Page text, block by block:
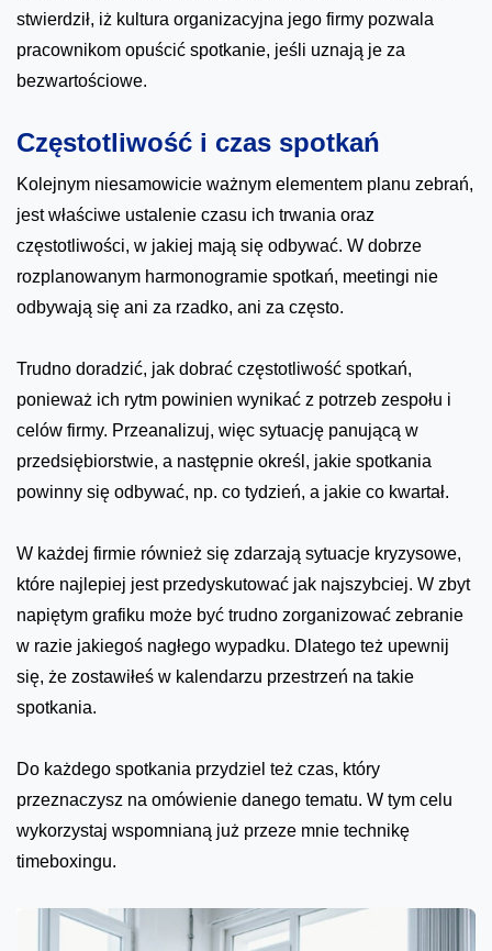
stwierdził, iż kultura organizacyjna jego firmy pozwala
pracownikom opuścić spotkanie, jeśli uznają je za
bezwartościowe.
Częstotliwość i czas spotkań
Kolejnym niesamowicie ważnym elementem planu zebrań,
jest właściwe ustalenie czasu ich trwania oraz
częstotliwości, w jakiej mają się odbywać. W dobrze
rozplanowanym harmonogramie spotkań, meetingi nie
odbywają się ani za rzadko, ani za często.
Trudno doradzić, jak dobrać częstotliwość spotkań,
ponieważ ich rytm powinien wynikać z potrzeb zespołu i
celów firmy. Przeanalizuj, więc sytuację panującą w
przedsiębiorstwie, a następnie określ, jakie spotkania
powinny się odbywać, np. co tydzień, a jakie co kwartał.
W każdej firmie również się zdarzają sytuacje kryzysowe,
które najlepiej jest przedyskutować jak najszybciej. W zbyt
napiętym grafiku może być trudno zorganizować zebranie
w razie jakiegoś nagłego wypadku. Dlatego też upewnij
się, że zostawiłeś w kalendarzu przestrzeń na takie
spotkania.
Do każdego spotkania przydziel też czas, który
przeznaczysz na omówienie danego tematu. W tym celu
wykorzystaj wspomnianą już przeze mnie technikę
timeboxingu.